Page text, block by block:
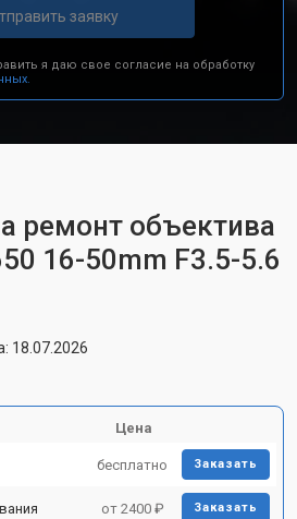
заявку
я даю свое согласие на обработку
ремонт объектива
16-50mm F3.5-5.6
18.07.2026
Цена
бесплатно Заказать
от 2400 ₽ Заказать